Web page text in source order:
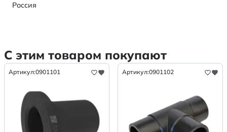
Россия
С этим товаром покупают
Артикул:0901101 Артикул:0901102